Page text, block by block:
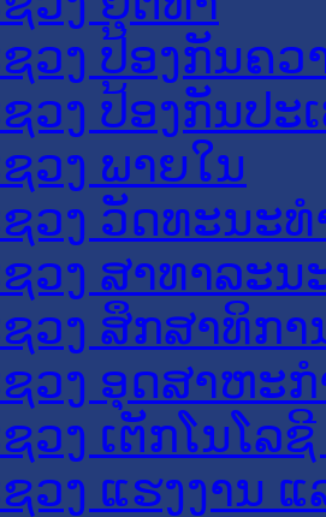
ວງ ປ້ອງກັນຄວ
ວງ ປ້ອງກັນປະ
ວງ ພາຍໃນ
ວງ ວັດທະນະ
ວງ ສາທາລະນ
ວງ ສຶກສາທິກາ
ວງ ອຸດສາຫະ
ວງ ເຕັກໂນໂລ
ວງ ແຮງງານ